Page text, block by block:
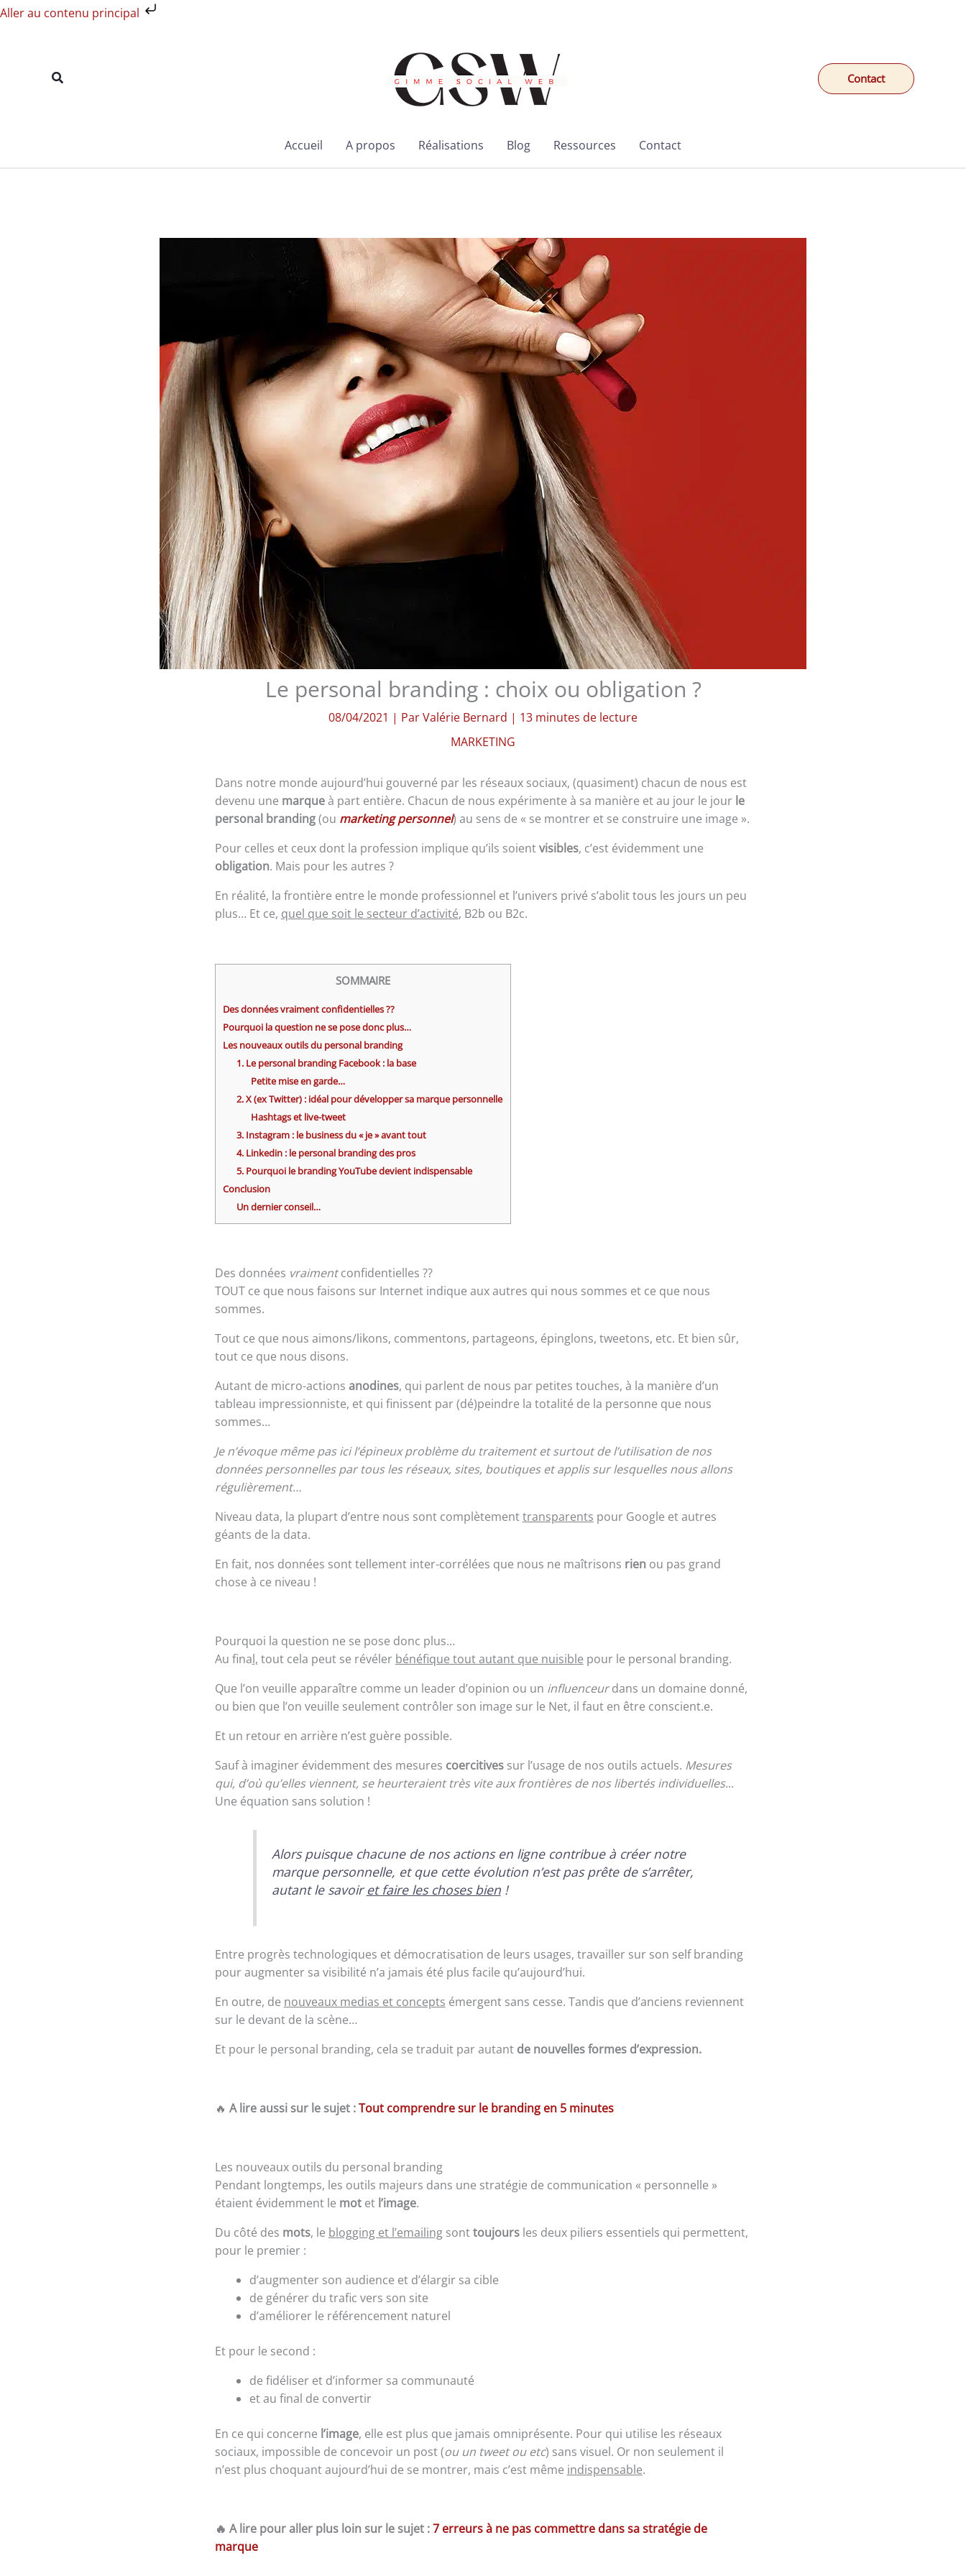
Aller au contenu principal
Aller
Rechercher Contact
Accueil A propos Réalisations Blog Ressources Contact
Le personal branding : choix ou obligation ?
08/04/2021 | ParValérie Bernard | 13 minutes de lecture
MARKETING
Dans notre monde aujourd’hui gouverné par les réseaux sociaux, (quasiment) chacun de nous est
devenu une marqueà part entière. Chacun de nous expérimente à sa manière et au jour le jour le
personal branding(ou marketing personnel) au sens de « se montrer et se construire une image ».
Pour celles et ceux dont la profession implique qu’ils soientvisibles, c’est évidemment une
obligation. Mais pour les autres ?
En réalité, la frontière entre le monde professionnel et l’univers privé s’abolit tous les jours un peu
plus… Et ce, quel que soit le secteur d’activité, B2b ou B2c.
SOMMAIRE
Des données vraiment confidentielles ??
Pourquoi la question ne se pose donc plus…
Les nouveaux outils du personal branding
1. Le personal branding Facebook : la base
Petite mise en garde…
2. X (ex Twitter) : idéal pour développer sa marque personnelle
Hashtags et live-tweet
3. Instagram : le business du « je » avant tout
4. Linkedin : le personal branding des pros
5. Pourquoi le branding YouTube devient indispensable
Conclusion
Un dernier conseil…
Des données vraimentconfidentielles ??
TOUT ce que nous faisons sur Internet indique aux autres qui nous sommes et ce que nous
sommes.
Tout ce que nous aimons/likons, commentons, partageons, épinglons, tweetons, etc. Et bien sûr,
tout ce que nous disons.
Autant de micro-actions anodines, qui parlent de nous par petites touches, à la manière d’un
tableau impressionniste, et qui finissent par (dé)peindre la totalité de la personne que nous
sommes…
Je n’évoque même pas ici l’épineux problème du traitement et surtout de l’utilisation de nos
données personnelles par tous les réseaux, sites, boutiques et applis sur lesquelles nous allons
régulièrement…
Niveau data, la plupart d’entre nous sont complètementtransparents pour Google et autres
géants de la data.
En fait, nos données sont tellement inter-corrélées que nous ne maîtrisons rien ou pas grand
chose à ce niveau !
Pourquoi la question ne se pose donc plus…
Au final, tout cela peut se révéler bénéfique tout autant que nuisible pour le personal branding.
Que l’on veuille apparaître comme un leader d’opinion ou un influenceurdans un domaine donné,
ou bien que l’on veuille seulement contrôler son image sur le Net, il faut en être conscient.e.
Et un retour en arrière n’est guère possible.
Sauf à imaginer évidemment des mesures coercitivessur l’usage de nos outils actuels. Mesures
qui, d’où qu’elles viennent, se heurteraient très vite aux frontières de nos libertés individuelles...
Une équation sans solution !
Alors puisque chacune de nos actions en ligne contribue à créer notre
marque personnelle, et que cette évolution n’est pas prête de s’arrêter,
autant le savoir et faire les choses bien!
Entre progrès technologiques et démocratisation de leurs usages, travailler sur son self branding
pour augmenter sa visibilité n’a jamais été plus facile qu’aujourd’hui.
En outre, de nouveaux medias et concepts émergent sans cesse. Tandis que d’anciens reviennent
sur le devant de la scène…
Et pour le personal branding, cela se traduit par autant de nouvelles formes d’expression.
🔥 A lire aussi sur le sujet :Tout comprendre sur le branding en 5 minutes
Les nouveaux outils du personal branding
Pendant longtemps, les outils majeurs dans une stratégie de communication « personnelle »
étaient évidemment le motet l’image.
Du côté des mots, le blogging et l’emailingsonttoujoursles deux piliers essentiels qui permettent,
pour le premier :
d’augmenter son audience et d’élargir sa cible
de générer du trafic vers son site
d’améliorer le référencement naturel
Et pour le second :
de fidéliser et d’informer sa communauté
et au final de convertir
En ce qui concerne l’image, elle est plus que jamais omniprésente. Pour qui utilise les réseaux
sociaux, impossible de concevoir un post (ou un tweet ou etc) sans visuel. Or non seulement il
n’est plus choquant aujourd’hui de se montrer, mais c’est même indispensable.
🔥 A lire pour aller plus loin sur le sujet :7 erreurs à ne pas commettre dans sa stratégie de
marque